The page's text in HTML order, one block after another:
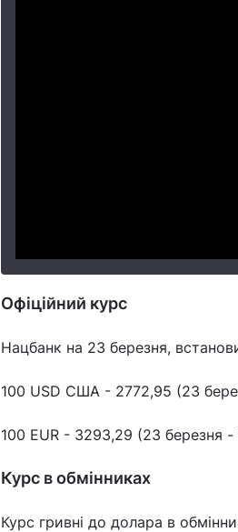
Офіційний курс
Нацбанк на 23 березня,
100 USD США - 2772,95 (23
100 EUR - 3293,29 (23 березня
Курс в обмінниках
Курс гривні до долара в